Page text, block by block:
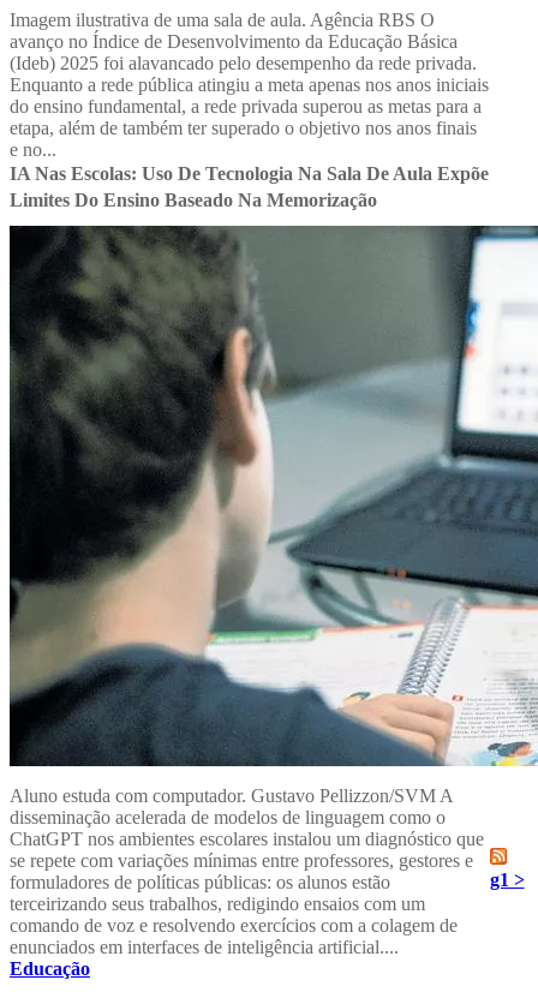
Imagem ilustrativa de uma sala de aula. Agência RBS O
avanço no Índice de Desenvolvimento da Educação Básica
(Ideb) 2025 foi alavancado pelo desempenho da rede privada.
Enquanto a rede pública atingiu a meta apenas nos anos iniciais
do ensino fundamental, a rede privada superou as metas para a
etapa, além de também ter superado o objetivo nos anos finais
e no...
IA Nas Escolas: Uso De Tecnologia Na Sala De Aula Expõe
Limites Do Ensino Baseado Na Memorização
Aluno estuda com computador. Gustavo Pellizzon/SVM A
disseminação acelerada de modelos de linguagem como o
ChatGPT nos ambientes escolares instalou um diagnóstico que
se repete com variações mínimas entre professores, gestores e
formuladores de políticas públicas: os alunos estão
terceirizando seus trabalhos, redigindo ensaios com um
comando de voz e resolvendo exercícios com a colagem de
enunciados em interfaces de inteligência artificial....
g1 >
Educação